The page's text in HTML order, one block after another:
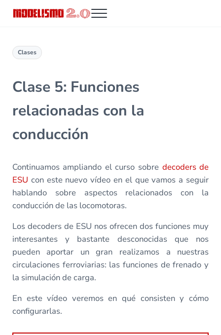
Menu
Clases
Clase 5: Funciones
relacionadas con la
conducción
Continuamos ampliando el curso sobre decoders de
ESU con este nuevo vídeo en el que vamos a seguir
hablando sobre aspectos relacionados con la
conducción de las locomotoras.
Los decoders de ESU nos ofrecen dos funciones muy
interesantes y bastante desconocidas que nos
pueden aportar un gran realizamos a nuestras
circulaciones ferroviarias: las funciones de frenado y
la simulación de carga.
En este vídeo veremos en qué consisten y cómo
configurarlas.